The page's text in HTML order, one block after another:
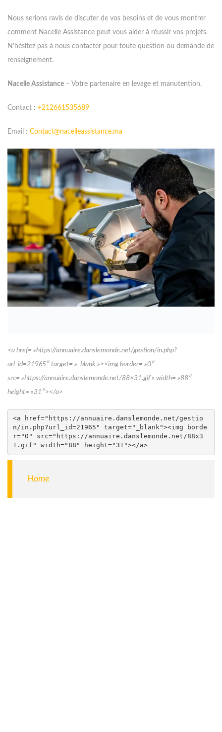
Nous serions ravis de discuter de vos besoins et de vous montrer
comment Nacelle Assistance peut vous aider à réussir vos projets.
N’hésitez pas à nous contacter pour toute question ou demande de
renseignement.
Nacelle Assistance – Votre partenaire en levage et manutention.
Contact : +212661535689
Email : Contact@nacelleassistance.ma
<a href= »https://annuaire.danslemonde.net/gestion/in.php?
url_id=21965″ target= »_blank »><img border= »0″
src= »https://annuaire.danslemonde.net/88×31.gif » width= »88″
height= »31″></a>
<a href="https://annuaire.danslemonde.net/gestio
n/in.php?url_id=21965" target="_blank"><img borde
r="0" src="https://annuaire.danslemonde.net/88x3
1.gif" width="88" height="31"></a>
Home